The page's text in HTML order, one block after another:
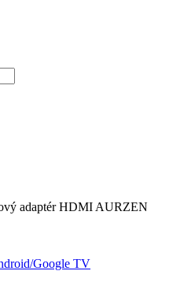
adaptér HDMI AURZEN
Google TV